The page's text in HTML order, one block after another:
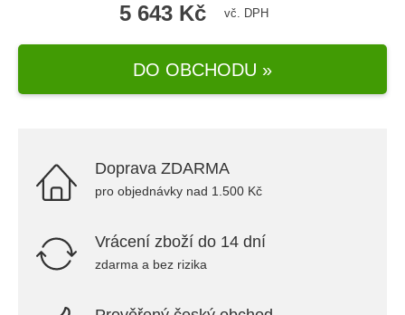
5 643 Kč vč. DPH
DO OBCHODU »
Doprava ZDARMA
pro objednávky nad 1.500 Kč
Vrácení zboží do 14 dní
zdarma a bez rizika